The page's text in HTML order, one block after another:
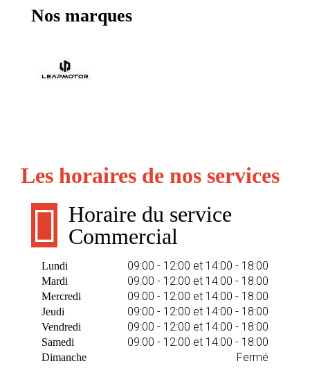
Nos marques
Les horaires de nos services
Horaire du service
Commercial
Lundi 09:00 - 12:00 et 14:00 - 18:00
Mardi 09:00 - 12:00 et 14:00 - 18:00
Mercredi 09:00 - 12:00 et 14:00 - 18:00
Jeudi 09:00 - 12:00 et 14:00 - 18:00
Vendredi 09:00 - 12:00 et 14:00 - 18:00
Samedi 09:00 - 12:00 et 14:00 - 18:00
Dimanche Fermé